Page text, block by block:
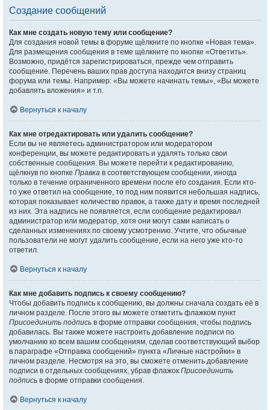
Создание сообщений
Как мне создать новую тему или сообщение?
Для создания новой темы в форуме щёлкните по кнопке «Новая тема».
Для размещения сообщения в теме щёлкните по кнопке «Ответить».
Возможно, придётся зарегистрироваться, прежде чем отправить
сообщение. Перечень ваших прав доступа находится внизу страниц
форума или темы. Например: «Вы можете начинать темы», «Вы можете
добавлять вложения» и т.п.
Вернуться к началу
Как мне отредактировать или удалить сообщение?
Если вы не являетесь администратором или модератором
конференции, вы можете редактировать и удалять только свои
собственные сообщения. Вы можете перейти к редактированию,
щёлкнув по кнопке Правка в соответствующем сообщении, иногда
только в течение ограниченного времени после его создания. Если кто-
то уже ответил на сообщение, то под ним появится небольшая надпись,
которая показывает количество правок, а также дату и время последней
из них. Эта надпись не появляется, если сообщение редактировал
администратор или модератор, хотя они могут сами написать о
сделанных изменениях по своему усмотрению. Учтите, что обычные
пользователи не могут удалить сообщение, если на него уже кто-то
ответил.
Вернуться к началу
Как мне добавить подпись к своему сообщению?
Чтобы добавить подпись к сообщению, вы должны сначала создать её в
личном разделе. После этого вы можете отметить флажком пункт
Присоединить подпись в форме отправки сообщения, чтобы подпись
добавилась. Вы также можете настроить добавление подписи по
умолчанию ко всем вашим сообщениям, сделав соответствующий выбор
в параграфе «Отправка сообщений» пункта «Личные настройки» в
личном разделе. Несмотря на это, вы сможете отменить добавление
подписи в отдельных сообщениях, убрав флажок Присоединить
подпись в форме отправки сообщения.
Вернуться к началу